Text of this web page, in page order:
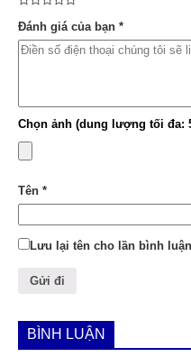
Đánh giá của bạn *
Chọn ảnh (dung lượng tối đa:
Tên *
Lưu lại tên cho lần bình
BÌNH LUẬN